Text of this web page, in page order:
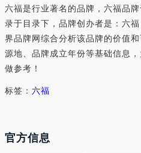
六福是行业著名的品牌，六福品
录于目录下，品牌创办者是：六
界品牌网综合分析该品牌的价值
源地、品牌成立年份等基础信息
做参考！
标签： 六福
官方信息